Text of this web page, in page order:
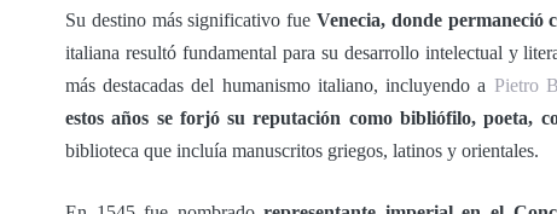
Su destino más significativo fue Venecia, donde permaneció
italiana resultó fundamental para su desarrollo intelectual y
más destacadas del humanismo italiano, incluyendo a Pietro
estos años se forjó su reputación como bibliófilo, poeta,
biblioteca que incluía manuscritos griegos, latinos y orientales.